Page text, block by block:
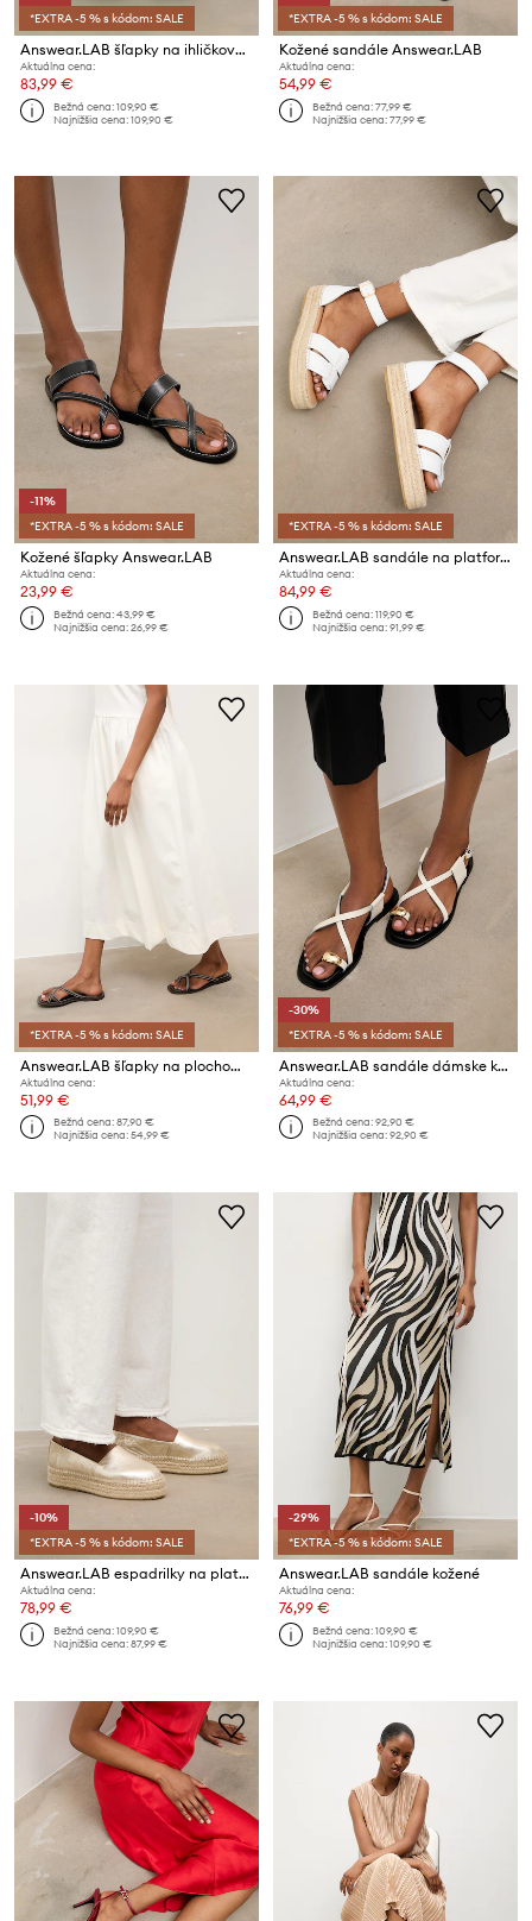
*EXTRA -5 % s kódom: SALE
Answear.LAB šľapky na ihličkovom podpätku dámske kožené
Aktuálna cena:
83,99 €
Bežná cena:109,90 €
Najnižšia cena:109,90 €
*EXTRA -5 % s kódom: SALE
Kožené sandále Answear.LAB
Aktuálna cena:
54,99 €
Bežná cena:77,99 €
Najnižšia cena:77,99 €
-11%
*EXTRA -5 % s kódom: SALE
Kožené šľapky Answear.LAB
Aktuálna cena:
23,99 €
Bežná cena:43,99 €
Najnižšia cena:26,99 €
*EXTRA -5 % s kódom: SALE
Answear.LAB sandále na platforme dámske kožené
Aktuálna cena:
84,99 €
Bežná cena:119,90 €
Najnižšia cena:91,99 €
*EXTRA -5 % s kódom: SALE
Answear.LAB šľapky na plochom podpätku dámske kožené
Aktuálna cena:
51,99 €
Bežná cena:87,90 €
Najnižšia cena:54,99 €
-30%
*EXTRA -5 % s kódom: SALE
Answear.LAB sandále dámske kožené
Aktuálna cena:
64,99 €
Bežná cena:92,90 €
Najnižšia cena:92,90 €
-10%
*EXTRA -5 % s kódom: SALE
Answear.LAB espadrilky na platforme dámske kožené
Aktuálna cena:
78,99 €
Bežná cena:109,90 €
Najnižšia cena:87,99 €
-29%
*EXTRA -5 % s kódom: SALE
Answear.LAB sandále kožené
Aktuálna cena:
76,99 €
Bežná cena:109,90 €
Najnižšia cena:109,90 €